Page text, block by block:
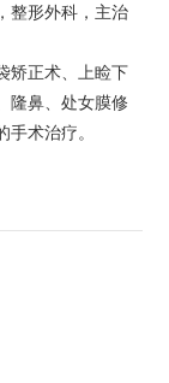
整形外科，主治
矫正术、上睑下
隆鼻、处女膜修
术治疗。